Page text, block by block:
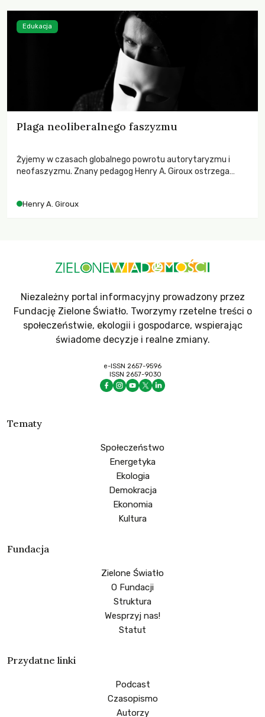
Plaga neoliberalnego faszyzmu
Żyjemy w czasach globalnego powrotu autorytaryzmu i
neofaszyzmu. Znany pedagog Henry A. Giroux ostrzega
wychowają świadomych obywateli?
Henry A. Giroux
Edukacja
Niezależny portal informacyjny prowadzony przez
Fundację Zielone Światło. Tworzymy rzetelne treści o
społeczeństwie, ekologii i gospodarce, wspierając
świadome decyzje i realne zmiany.
e-ISSN 2657-9596
ISSN 2657-9030
Tematy
Społeczeństwo
Energetyka
Ekologia
Demokracja
Ekonomia
Kultura
Fundacja
Zielone Światło
O Fundacji
Struktura
Wesprzyj nas!
Statut
Przydatne linki
Podcast
Czasopismo
Autorzy